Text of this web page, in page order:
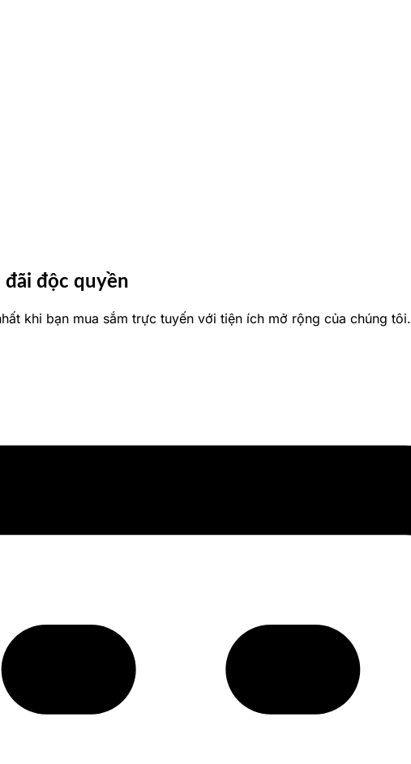
đãi độc quyền
khi bạn mua sắm trực tuyến với tiện ích mở rộng của chúng tôi.